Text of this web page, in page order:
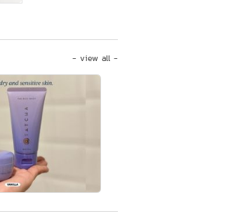
- view all -